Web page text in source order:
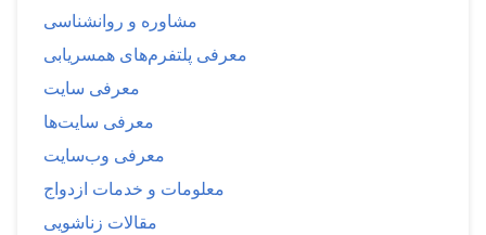
مشاوره و روانشناسی
معرفی پلتفرم‌های همسریابی
معرفی سایت
معرفی سایت‌ها
معرفی وب‌سایت
معلومات و خدمات ازدواج
مقالات زناشویی